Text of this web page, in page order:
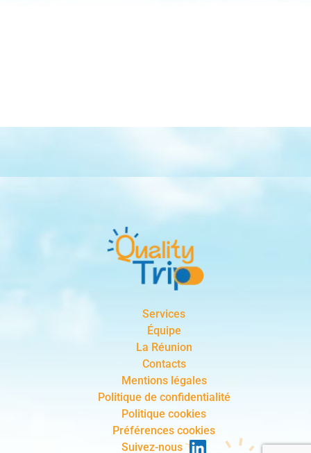
Services
Équipe
La Réunion
Contacts
Mentions légales
Politique de confidentialité
Politique cookies
Préférences cookies
Suivez-nous